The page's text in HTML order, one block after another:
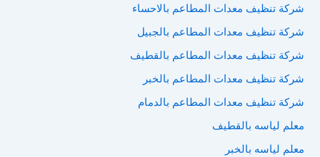
شركة تنظيف معدات المطاعم بالاحساء
شركة تنظيف معدات المطاعم بالجبيل
شركة تنظيف معدات المطاعم بالقطيف
شركة تنظيف معدات المطاعم بالخبر
شركة تنظيف معدات المطاعم بالدمام
معلم لياسه بالقطيف
معلم لياسه بالخبر